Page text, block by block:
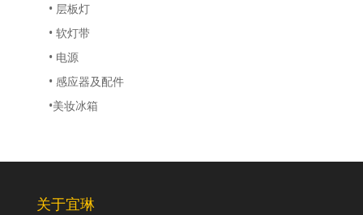
• 层板灯
• 软灯带
• 电源
• 感应器及配件
•美妆冰箱
关于宜琳